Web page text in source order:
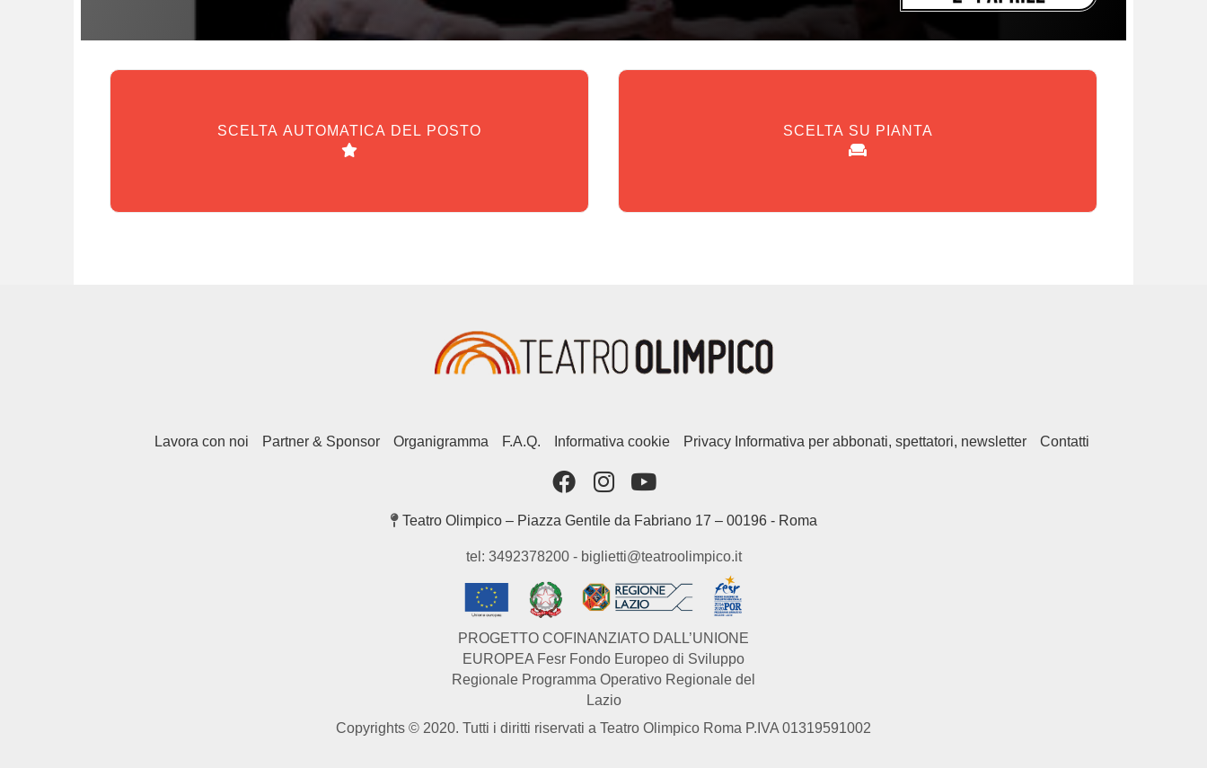
SCELTA AUTOMATICA DEL POSTO SCELTA SU PIANTA
Lavora con noi Partner & Sponsor Organigramma F.A.Q. Informativa cookie Privacy Informativa per abbonati, spettatori, newsletter Contatti
Teatro Olimpico – Piazza Gentile da Fabriano 17 – 00196 - Roma
tel: 3492378200 - biglietti@teatroolimpico.it
PROGETTO COFINANZIATO DALL’UNIONE
EUROPEA Fesr Fondo Europeo di Sviluppo
Regionale Programma Operativo Regionale del
Lazio
Copyrights © 2020. Tutti i diritti riservati a Teatro Olimpico Roma P.IVA 01319591002